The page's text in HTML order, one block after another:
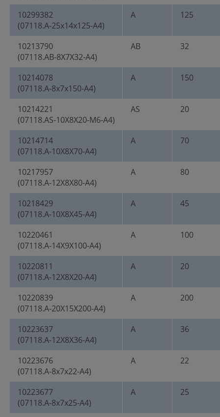
10299382
(07118.A-25x14x125-A4)
A 125
10213790
(07118.AB-8X7X32-A4)
AB 32
10214078
(07118.A-8x7x150-A4)
A 150
10214221
(07118.AS-10X8X20-M6-A4)
AS 20
10214714
(07118.A-10X8X70-A4)
A 70
10217957
(07118.A-12X8X80-A4)
A 80
10218429
(07118.A-10X8X45-A4)
A 45
10220461
(07118.A-14X9X100-A4)
A 100
10220811
(07118.A-12X8X20-A4)
A 20
10220839
(07118.A-20X15X200-A4)
A 200
10223637
(07118.A-12X8X36-A4)
A 36
10223676
(07118.A-8x7x22-A4)
A 22
10223677
(07118.A-8x7x25-A4)
A 25